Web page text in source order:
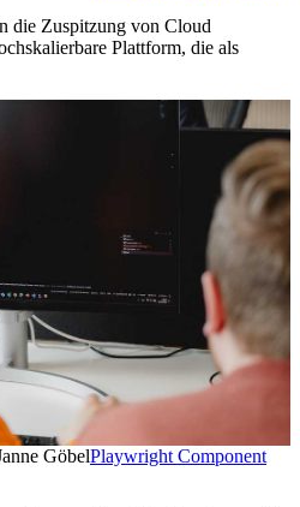
die Zuspitzung von Cloud
Plattform, die als
GöbelPlaywright Component